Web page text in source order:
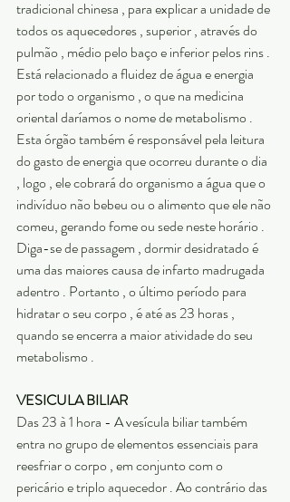
tradicional chinesa , para explicar a unidade de
todos os aquecedores , superior , através do
pulmão , médio pelo baço e inferior pelos rins .
Está relacionado a fluidez de água e energia
por todo o organismo , o que na medicina
oriental daríamos o nome de metabolismo .
Esta órgão também é responsável pela leitura
do gasto de energia que ocorreu durante o dia
, logo , ele cobrará do organismo a água que o
indivíduo não bebeu ou o alimento que ele não
comeu, gerando fome ou sede neste horário .
Diga-se de passagem , dormir desidratado é
uma das maiores causa de infarto madrugada
adentro . Portanto , o último período para
hidratar o seu corpo , é até as 23 horas ,
quando se encerra a maior atividade do seu
metabolismo .
VESICULA BILIAR
Das 23 à 1 hora - A vesícula biliar também
entra no grupo de elementos essenciais para
reesfriar o corpo , em conjunto com o
pericário e triplo aquecedor . Ao contrário das